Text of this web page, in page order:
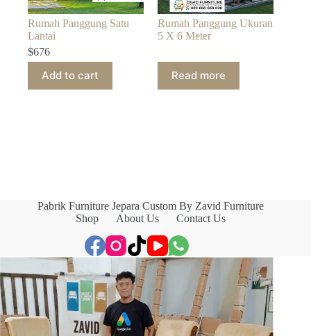
Rumah Panggung Satu
Lantai
$676
Add to cart
Rumah Panggung Ukuran
5 X 6 Meter
Read more
Pabrik Furniture Jepara Custom By Zavid Furniture
Shop
About Us Contact Us